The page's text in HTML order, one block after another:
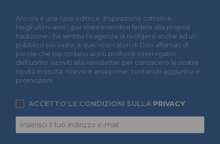
Àncora è una casa editrice d'ispirazione cattolica.
Negli ultimi anni - pur mantenendosi fedele alla propria
tradizione - ha sentito l'esigenza di rivolgersi anche ad un
pubblico più vasto, a quei «cercatori di Dio» affamati di
parole che rispondano ai più profondi interrogativi
dell'uomo. Iscriviti alla newsletter per conoscere le nostre
novità in uscita, ricevere anteprime, contenuti aggiuntivi e
promozioni.
ACCETTO LE CONDIZIONI SULLA PRIVACY